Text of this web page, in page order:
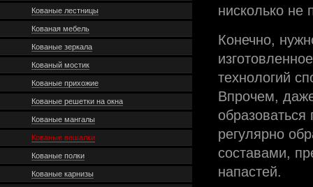
Кованые лестницы
Кованая мебель
Кованые зеркала
Кованый мостик
Кованые прихожие
Кованые решетки на окна
Кованые мангалы
Кованые вешалки
Кованые полки
Кованые карнизы
нисколько не
Конечно,
технологий
Впрочем,
регулярно
составами,
напастей.